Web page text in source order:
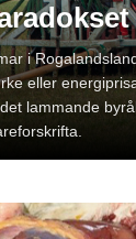
i
eller
lammande